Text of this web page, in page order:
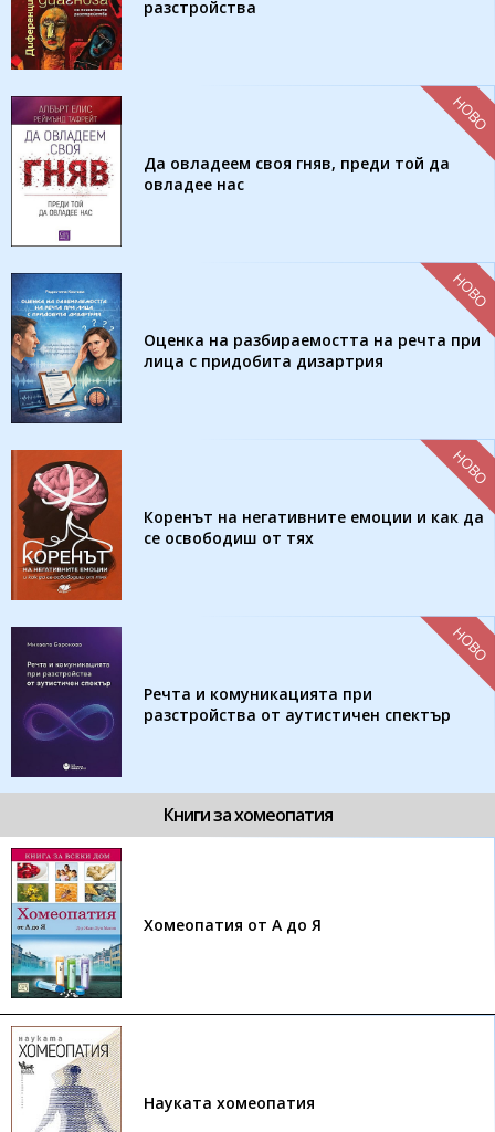
разстройства
Да овладеем своя гняв, преди той да
овладее нас
НОВО
Оценка на разбираемостта на речта при
лица с придобита дизартрия
НОВО
Коренът на негативните емоции и как да
се освободиш от тях
НОВО
Речта и комуникацията при
разстройства от аутистичен спектър
НОВО
Книги за хомеопатия
Хомеопатия от А до Я
Науката хомеопатия